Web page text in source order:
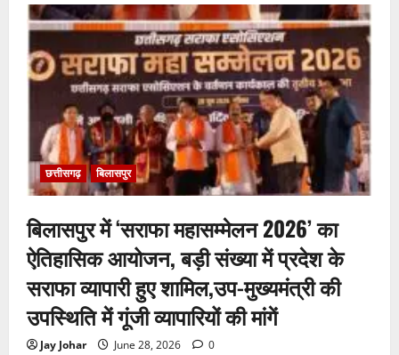
2026
में
अर्नवी
श्रीवास्तव
ने
कथक
में
जीता
प्रथम
पुरस्कार
छत्तीसगढ़ बिलासपुर
बिलासपुर में ‘सराफा महासम्मेलन 2026’ का
ऐतिहासिक आयोजन, बड़ी संख्या में प्रदेश के
सराफा व्यापारी हुए शामिल,उप-मुख्यमंत्री की
उपस्थिति में गूंजी व्यापारियों की मांगें
Jay Johar June 28, 2026 0